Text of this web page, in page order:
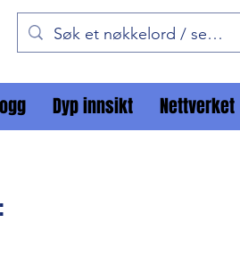
Dyp innsikt Nettverket